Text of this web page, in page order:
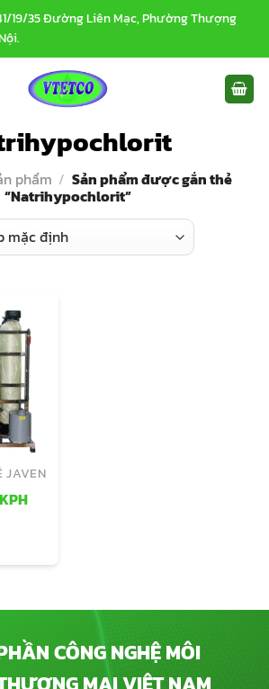
19/35 Đường Liên Mạc, Phường Thượng
phẩm / Sản phẩm được gắn thẻ
“Natrihypochlorit”
JAVEN
CÔNG NGHỆ MÔI